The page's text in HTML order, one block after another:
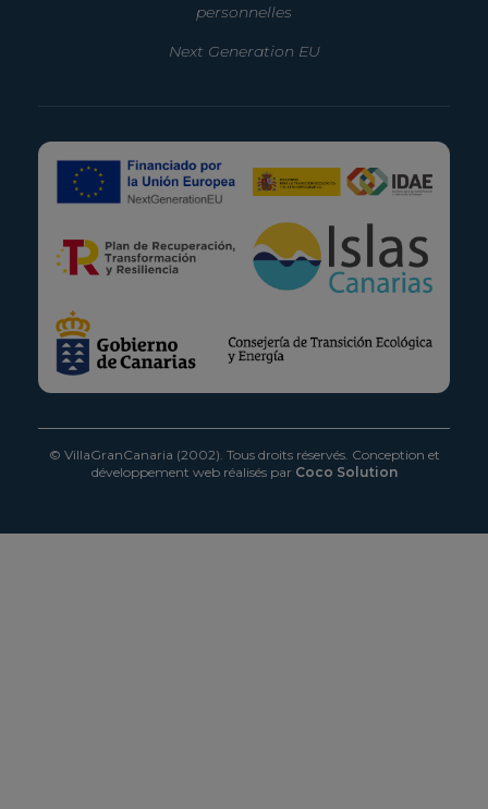
personnelles
Next Generation EU
© VillaGranCanaria (2002). Tous droits réservés. Conception et
développement web réalisés par Coco Solution